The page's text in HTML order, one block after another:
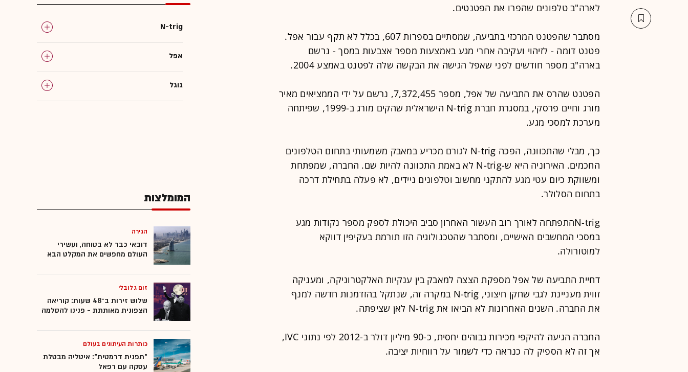
לארה"ב טלפונים שהפרו את הפטנטים.
מסתבר שהפטנט המרכזי בתביעה, שמסתיים בספרות 607, בכלל לא תקף עבור אפל.
פטנט דומה - לזיהוי ועקיבה אחרי מגע באמצעות מספר אצבעות במסך - נרשם
בארה"ב מספר חודשים לפני שאפל הגישה את הבקשה שלה לפטנט באמצע 2004.
הפטנט שהרס את התביעה של אפל, מספר 7,372,455, נרשם על ידי הממציאים מאיר
מורג וחיים פרסקי, במסגרת חברת N-trig הישראלית שהקים מורג ב-1999, שפיתחה
מערכת למסכי מגע.
כך, מבלי שהתכוונה, הפכה N-trig לגורם מכריע במאבק משמעותי בתחום הטלפונים
החכמים. האירוניה היא ש-N-trig לא באמת התכוונה להיות שם. החברה, שמפתחת
ומשווקת כיום עטי מגע להתקני מחשוב וטלפונים ניידים, לא פעלה בתחילת דרכה
בתחום הסלולר.
N-trigהתפתחה לאורך רוב העשור האחרון סביב היכולת לספק מספר נקודות מגע
במסכי המחשבים האישיים, ומסתבר שהטכנולוגיה הזו תורמת בעקיפין דווקא
למוטורולה.
דחיית התביעה של אפל מספקת הצצה למאבק בין ענקיות האלקטרוניקה, ומעניקה
זווית מעניינת לגבי שחקן חיצוני, N-trig במקרה זה, שנתקל בהזדמנות חדשה למנף
את החברה. השנים האחרונות לא הביאו את N-trig לאן שציפתה.
החברה הגיעה להיקפי מכירות גבוהים יחסית, כ-90 מיליון דולר ב-2012 לפי נתוני IVC,
אך זה לא הספיק לה כנראה כדי לשמור על רווחיות יציבה.
N-trig
אפל
גוגל
המומלצות
הגירה
דובאי כבר לא בטוחה, ועשירי
העולם מחפשים את המקלט הבא
זום גלובלי
שלוש זירות ב־48 שעות: קוריאה
הצפונית מאותתת - פנינו להסלמה
כותרות העיתונים בעולם
"תפנית דרמטית": איטליה מבטלת
עסקה עם רפאל